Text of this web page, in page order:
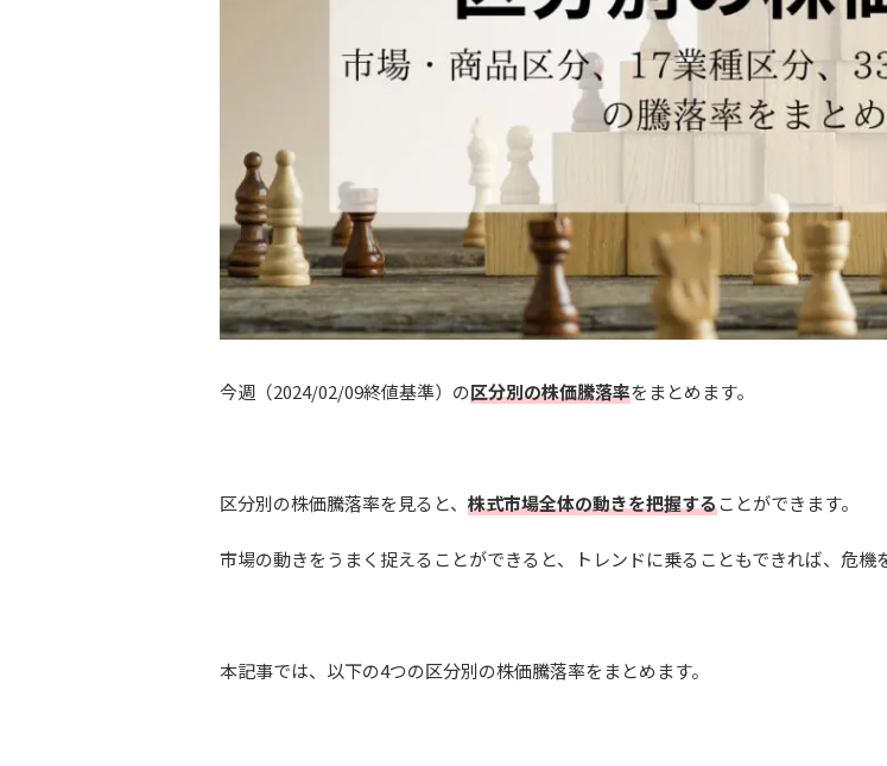
今週（2024/02/09終値基準）の区分別の株価騰落率をまとめます。
区分別の株価騰落率を見ると、 株式市場全体の動きを把握することができます。
市場の動きをうまく捉えることができると、トレンドに乗ることもできれば、危機
本記事では、以下の4つの区分別の株価騰落率をまとめます。